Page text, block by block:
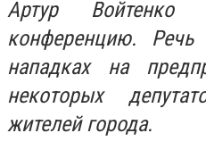
Артур
конференцию.
нападках на
некоторых
жителей города.